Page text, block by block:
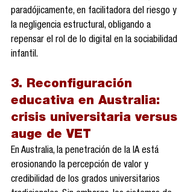
paradójicamente, en facilitadora del riesgo y
la negligencia estructural, obligando a
repensar el rol de lo digital en la sociabilidad
infantil.
3. Reconfiguración
educativa en Australia:
crisis universitaria versus
auge de VET
En Australia, la penetración de la IA está
erosionando la percepción de valor y
credibilidad de los grados universitarios